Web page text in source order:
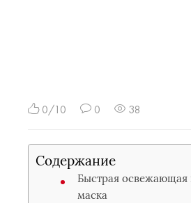
0/10 0 38
Содержание
Быстрая
маска